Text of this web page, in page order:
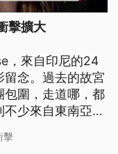
擊擴大
，來自印尼的24
留念。過去的故宮
包圍，走道哪，都
少來自東南亞國
客 Silvia
擊